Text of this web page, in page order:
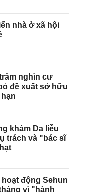
nhà ở xã hội
nghìn cư
đề xuất sở hữu
khám Da liễu
trách và "bác sĩ
động Sehun
vì "hành